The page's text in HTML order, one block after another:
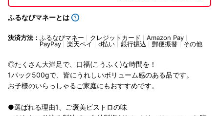
ふるなびマネーとは
決済方法： ふるなびマネー クレジットカード
Amazon Pay
PayPay
楽天ペイ d払い 銀行振込 郵便振替 その他
◎たくさん大満足で、口福(こうふく)な時間を！
1パック500gで、皆にうれしいボリューム感のある品です。
お子様のいらっしゃるご家庭にもおすすめです。
●選ばれる理由1、ご褒美ビストロの味